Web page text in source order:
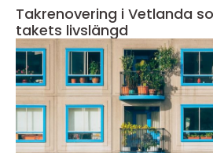
Takrenovering i Vetlanda
takets livslängd